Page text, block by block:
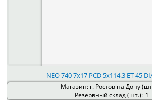
NEO 740 7x17 PCD 5x114.3 ET 45
Магазин: г. Ростов на Дону
Резервный склад (шт.): 1